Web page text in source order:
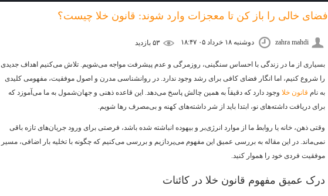
فضای خالی را باز کن تا معجزات وارد شوند: قانون خلا چیست؟
zahra mahdi دوشنبه ۱۸ خرداد ۰۵ ۱۸:۴۷
بسیاری از ما در زندگی با احساس سنگینی، روزمرگی و عدم پیشرفت مواجه می‌شویم. تلاش می‌کنیم اهداف جدیدی
را شروع کنیم، اما انگار فضای کافی برای رشد وجود ندارد. در روانشناسی مدرن و اصول موفقیت، مفهومی کلیدی
به نام قانون خلا وجود دارد که دقیقاً به همین چالش پاسخ می‌دهد. این قاعده ذهنی و جهان‌شمول به ما می‌آموزد که
برای دریافت داشته‌های نو، ابتدا باید از شر داشته‌های کهنه و بی‌مصرف رها شویم.
وقتی ذهن، خانه یا روابط ما از موارد انرژی‌بر و بیهوده انباشته شده باشد، فرصتی برای ورود جریان‌های تازه باقی
نمی‌ماند. در این مقاله به بررسی عمیق این مفهوم می‌پردازیم و بررسی می‌کنیم که چگونه با تخلیه بار اضافی، مسیر
موفقیت فردی خود را هموار کنید.
درک عمیق مفهوم قانون خلا در کائنات